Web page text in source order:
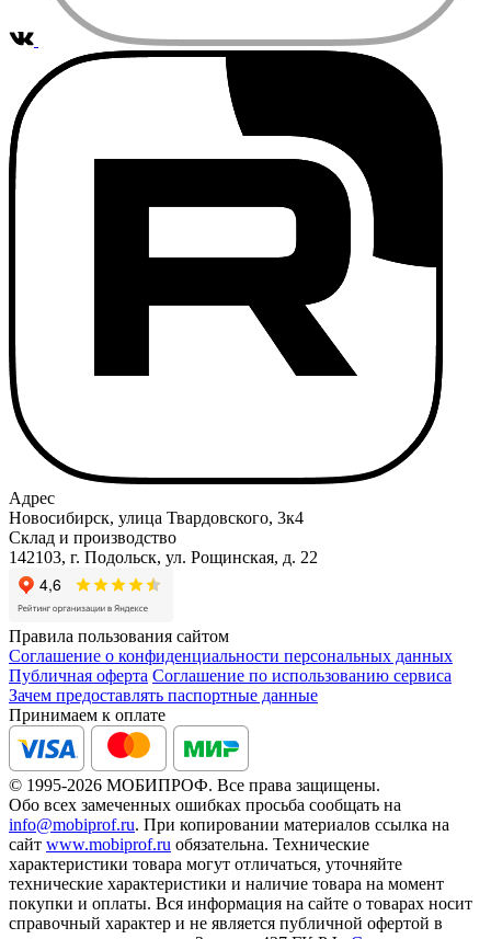
Адрес
Новосибирск, улица Твардовского, 3к4
Склад и производство
142103, г. Подольск, ул. Рощинская, д. 22
Правила пользования сайтом
Соглашение о конфиденциальности персональных данных
Публичная оферта Соглашение по использованию сервиса
Зачем предоставлять паспортные данные
Принимаем к оплате
© 1995-2026 МОБИПРОФ. Все права защищены.
Обо всех замеченных ошибках просьба сообщать на
info@mobiprof.ru. При копировании материалов ссылка на
сайт www.mobiprof.ru обязательна. Технические
характеристики товара могут отличаться, уточняйте
технические характеристики и наличие товара на момент
покупки и оплаты. Вся информация на сайте о товарах носит
справочный характер и не является публичной офертой в